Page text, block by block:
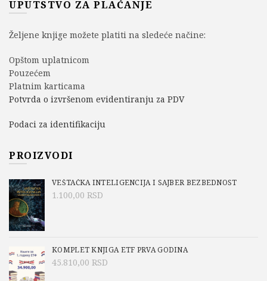
UPUTSTVO ZA PLAĆANJE
Željene knjige možete platiti na sledeće načine:
Opštom uplatnicom
Pouzećem
Platnim karticama
Potvrda o izvršenom evidentiranju za PDV
Podaci za identifikaciju
PROIZVODI
VEŠTAČKA INTELIGENCIJA I SAJBER BEZBEDNOST
1.100,00 RSD
KOMPLET KNJIGA ETF PRVA GODINA
45.810,00 RSD